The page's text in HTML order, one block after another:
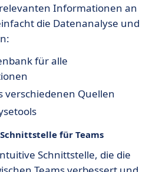
Informationen an
die Datenanalyse und
für alle
verschiedenen Quellen
für Teams
Schnittstelle, die die